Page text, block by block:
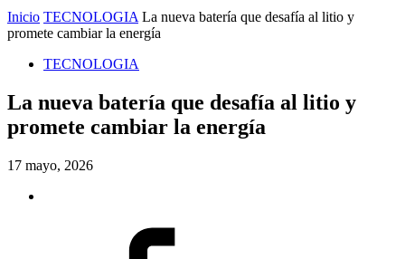
Inicio TECNOLOGIA La nueva batería que desafía al litio y
promete cambiar la energía
TECNOLOGIA
La nueva batería que desafía al litio y
promete cambiar la energía
17 mayo, 2026